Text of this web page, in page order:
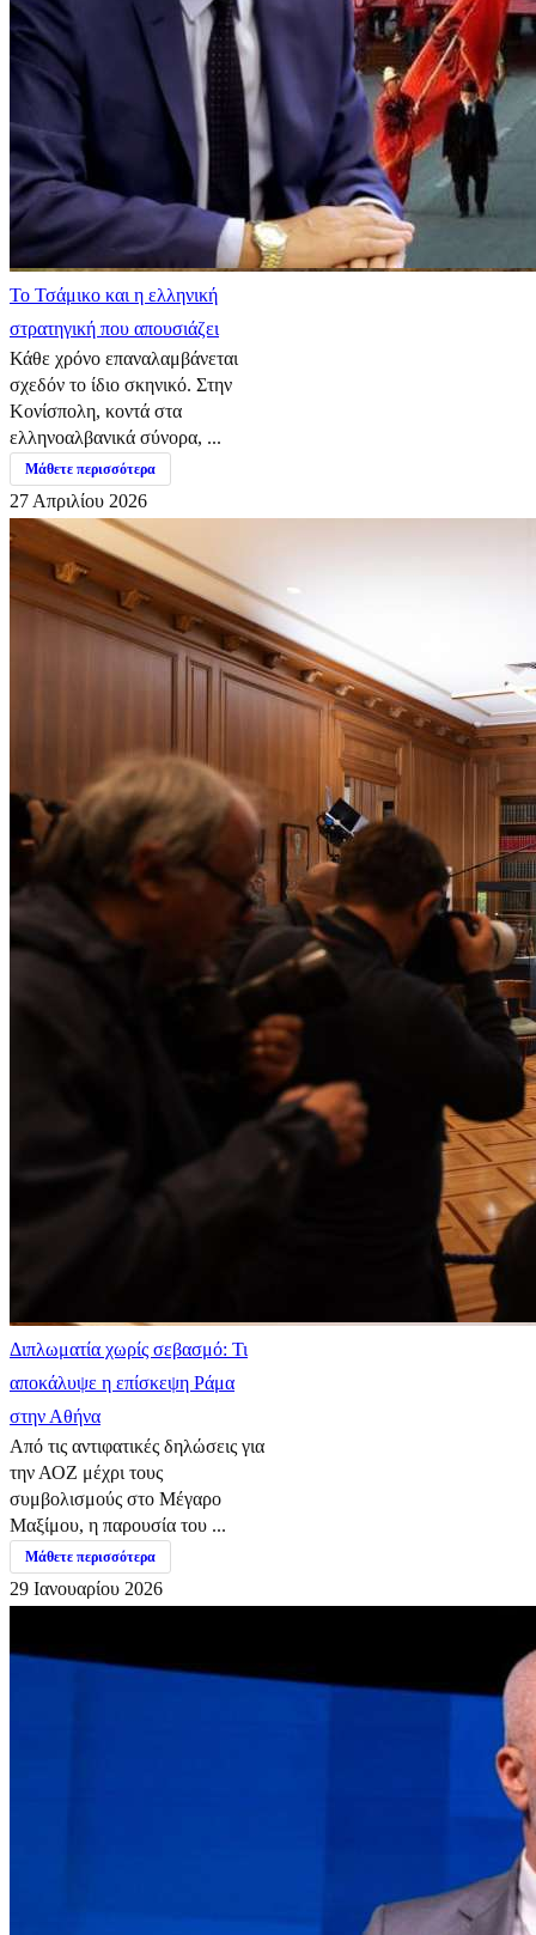
​Το Τσάμικο και η ελληνική
στρατηγική που απουσιάζει
Κάθε χρόνο επαναλαμβάνεται
σχεδόν το ίδιο σκηνικό. Στην
Κονίσπολη, κοντά στα
ελληνοαλβανικά σύνορα, ...
Μάθετε περισσότερα
27 Απριλίου 2026
Διπλωματία χωρίς σεβασμό: Τι
αποκάλυψε η επίσκεψη Ράμα
στην Αθήνα
Από τις αντιφατικές δηλώσεις για
την ΑΟΖ μέχρι τους
συμβολισμούς στο Μέγαρο
Μαξίμου, η παρουσία του ...
Μάθετε περισσότερα
29 Ιανουαρίου 2026